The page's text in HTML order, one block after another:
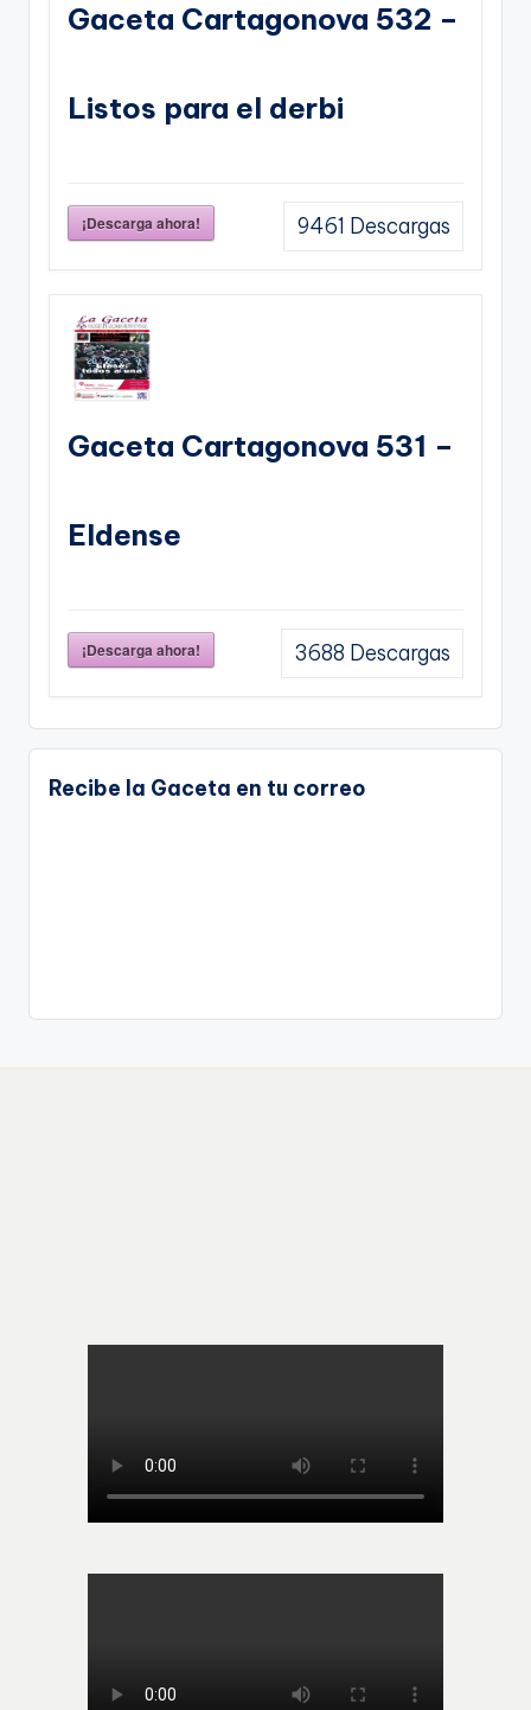
Gaceta Cartagonova 532 –
Listos para el derbi
¡Descarga ahora! 9461 Descargas
Gaceta Cartagonova 531 –
Eldense
¡Descarga ahora! 3688 Descargas
Recibe la Gaceta en tu correo